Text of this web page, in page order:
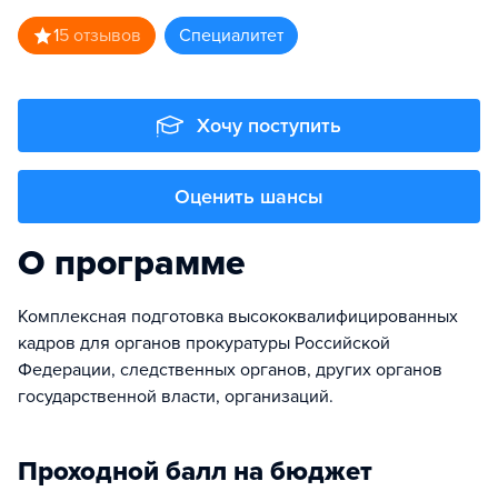
15 отзывов специалитет
Хочу поступить
Оценить шансы
О программе
Комплексная подготовка высококвалифицированных
кадров для органов прокуратуры Российской
Федерации, следственных органов, других органов
государственной власти, организаций.
Проходной балл на бюджет